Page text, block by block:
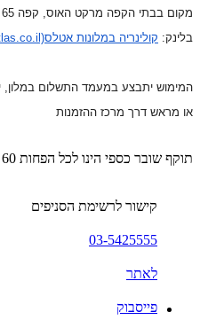
מקום בבתי הקפה מרקט האוס, קפה 65 וקפה בקסטייג' יש להזמין מראש דרך אונטופו \ טאביט
בלינק: קולינריה במלונות אטלס
המימוש יתבצע במעמד התשלום במלון,
או מראש דרך מרכז ההזמנות
תוקף שובר כספי הינו לכל הפחות 60 חודשים ממועד הפקתו. תוקף שובר לרכישת מוצר או שירות מסויים יהיה לכל הפחות 24 חודשים ממועד הפקתו
קישור לרשימת הסניפים
03-5425555
לאתר
פייסבוק